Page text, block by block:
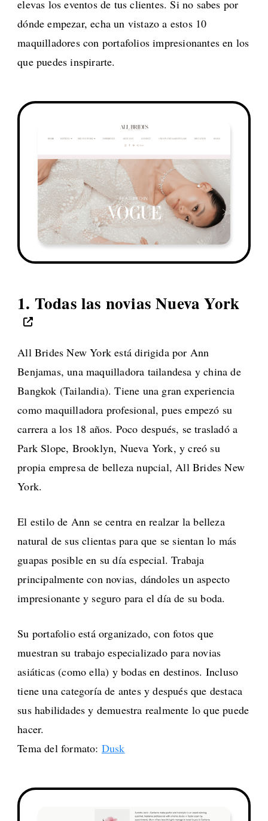
elevas los eventos de tus clientes. Si no sabes por
dónde empezar, echa un vistazo a estos 10
maquilladores con portafolios impresionantes en los
que puedes inspirarte.
1. Todas las novias Nueva York
All Brides New York está dirigida por Ann
Benjamas, una maquilladora tailandesa y china de
Bangkok (Tailandia). Tiene una gran experiencia
como maquilladora profesional, pues empezó su
carrera a los 18 años. Poco después, se trasladó a
Park Slope, Brooklyn, Nueva York, y creó su
propia empresa de belleza nupcial, All Brides New
York.
El estilo de Ann se centra en realzar la belleza
natural de sus clientas para que se sientan lo más
guapas posible en su día especial. Trabaja
principalmente con novias, dándoles un aspecto
impresionante y seguro para el día de su boda.
Su portafolio está organizado, con fotos que
muestran su trabajo especializado para novias
asiáticas (como ella) y bodas en destinos. Incluso
tiene una categoría de antes y después que destaca
sus habilidades y demuestra realmente lo que puede
hacer.
Tema del formato: Dusk